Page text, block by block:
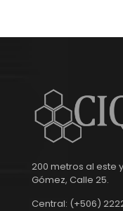
200 metros al este
Gómez, Calle 25.
Central: (+506) 2222